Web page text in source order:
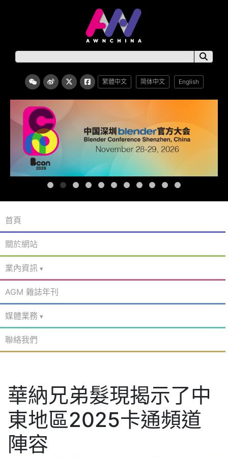
繁體中文 简体中文 English
首頁
關於網站
業內資訊
AGM 雜誌年刊
媒體業務
聯絡我們
華納兄弟髮現揭示了中
東地區2025卡通頻道
陣容